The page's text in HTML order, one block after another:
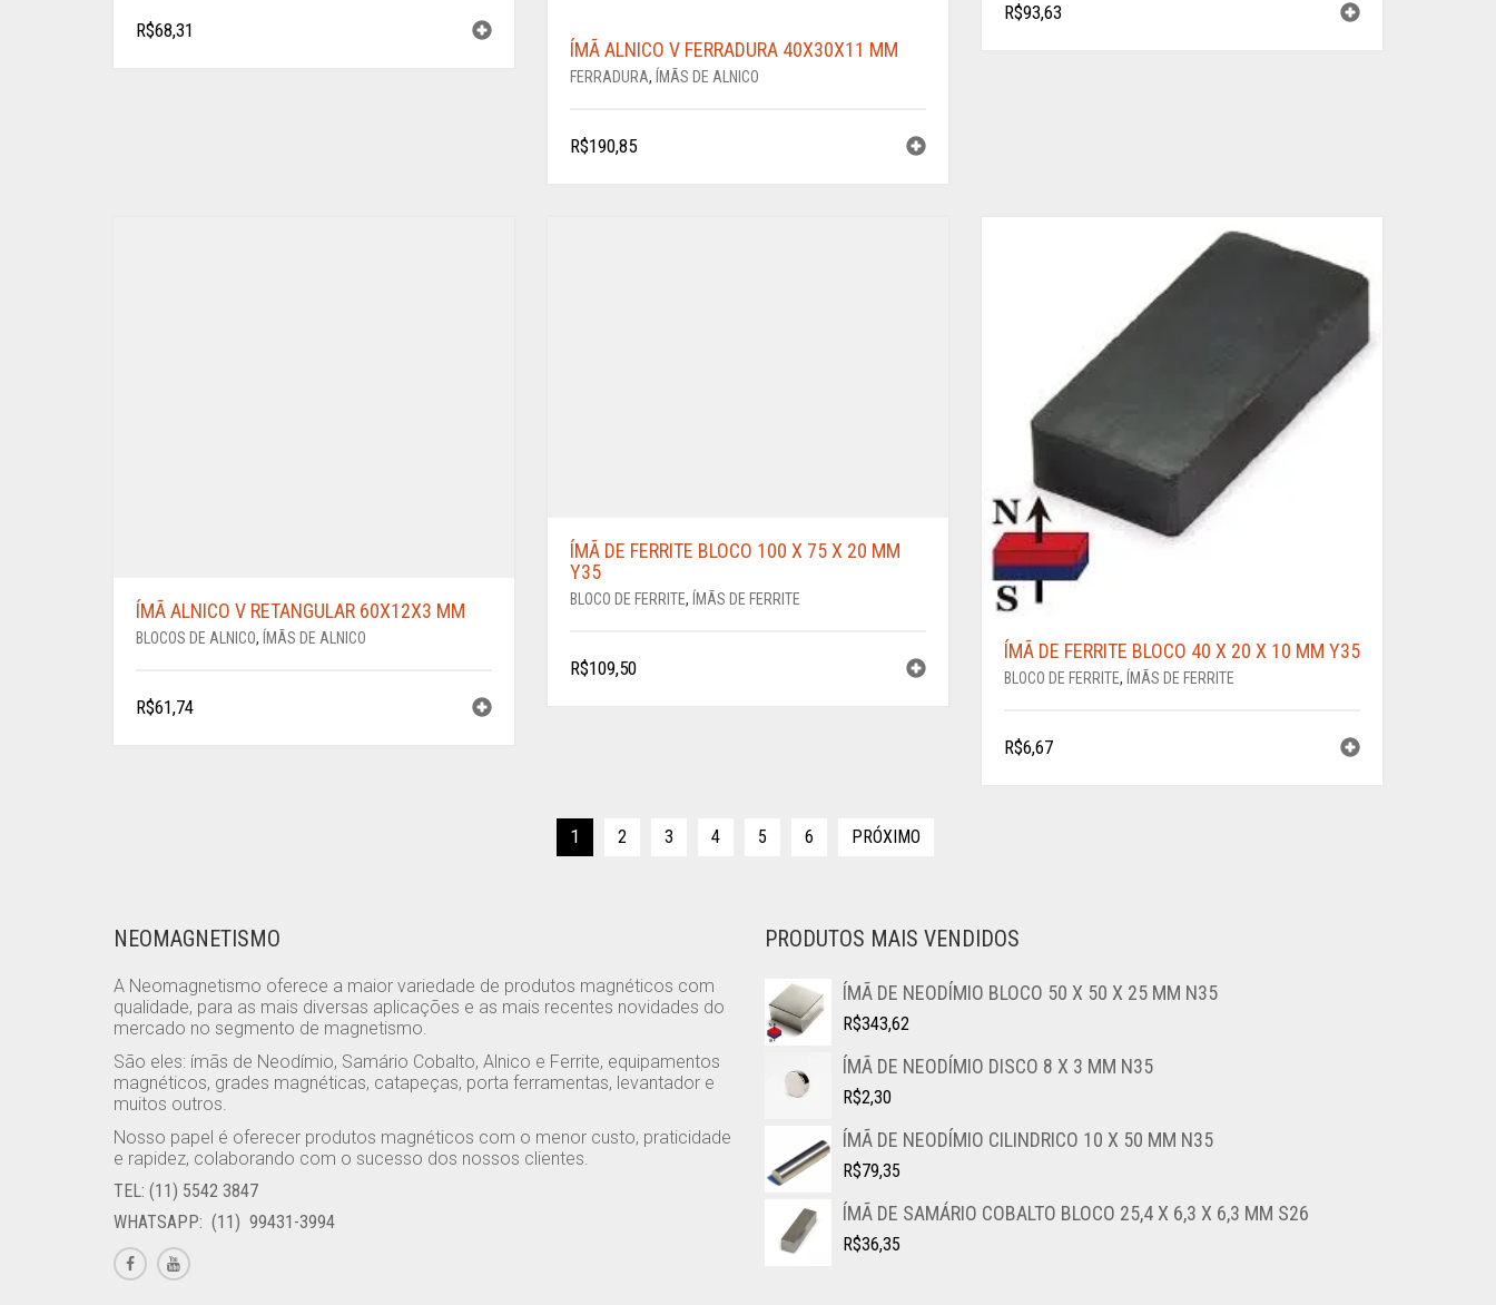
R$68,31
ÍMÃ ALNICO V FERRADURA 40X30X11 MM
FERRADURA, ÍMÃS DE ALNICO
R$190,85
R$93,63
ÍMÃ ALNICO V RETANGULAR 60X12X3 MM
BLOCOS DE ALNICO, ÍMÃS DE ALNICO
R$61,74
ÍMÃ DE FERRITE BLOCO 100 X 75 X 20 MM
Y35
BLOCO DE FERRITE, ÍMÃS DE FERRITE
R$109,50
ÍMÃ DE FERRITE BLOCO 40 X 20 X 10 MM Y35
BLOCO DE FERRITE, ÍMÃS DE FERRITE
R$6,67
1 2 3 4 5 6 PRÓXIMO
NEOMAGNETISMO
A Neomagnetismo oferece a maior variedade de produtos magnéticos com
qualidade, para as mais diversas aplicações e as mais recentes novidades do
mercado no segmento de magnetismo.
São eles: ímãs de Neodímio, Samário Cobalto, Alnico e Ferrite, equipamentos
magnéticos, grades magnéticas, catapeças, porta ferramentas, levantador e
muitos outros.
Nosso papel é oferecer produtos magnéticos com o menor custo, praticidade
e rapidez, colaborando com o sucesso dos nossos clientes.
TEL: (11) 5542 3847
WHATSAPP: (11) 99431-3994
PRODUTOS MAIS VENDIDOS
ÍMÃ DE NEODÍMIO BLOCO 50 X 50 X 25 MM N35
R$343,62
ÍMÃ DE NEODÍMIO DISCO 8 X 3 MM N35
R$2,30
ÍMÃ DE NEODÍMIO CILINDRICO 10 X 50 MM N35
R$79,35
ÍMÃ DE SAMÁRIO COBALTO BLOCO 25,4 X 6,3 X 6,3 MM S26
R$36,35